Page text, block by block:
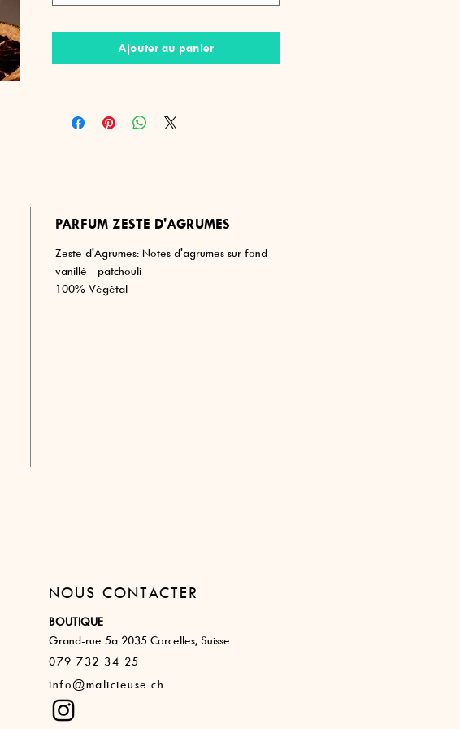
premières naturelles et végétales dans cette
Bougie Zeste d'agrumes, une touche fraîche
Ajouter au panier
PARFUM ZESTE D'AGRUMES
Zeste d'Agrumes: Notes d'agrumes sur fond
vanillé - patchouli
100% Végétal
NOUS CONTACTER
BOUTIQUE
Grand-rue 5a 2035 Corcelles, Suisse​
079 732 34 25
info@malicieuse.ch